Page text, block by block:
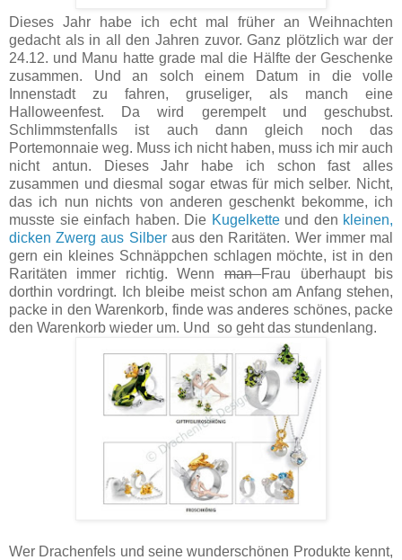
Dieses Jahr habe ich echt mal früher an Weihnachten
gedacht als in all den Jahren zuvor. Ganz plötzlich war der
24.12. und Manu hatte grade mal die Hälfte der Geschenke
zusammen. Und an solch einem Datum in die volle
Innenstadt zu fahren, gruseliger, als manch eine
Halloweenfest. Da wird gerempelt und geschubst.
Schlimmstenfalls ist auch dann gleich noch das
Portemonnaie weg. Muss ich nicht haben, muss ich mir auch
nicht antun. Dieses Jahr habe ich schon fast alles
zusammen und diesmal sogar etwas für mich selber. Nicht,
das ich nun nichts von anderen geschenkt bekomme, ich
musste sie einfach haben. Die Kugelketteund den kleinen,
dicken Zwerg aus Silberaus den Raritäten. Wer immer mal
gern ein kleines Schnäppchen schlagen möchte, ist in den
Raritäten immer richtig. WennmanFrau überhaupt bis
dorthin vordringt. Ich bleibe meist schon am Anfang stehen,
packe in den Warenkorb, finde was anderes schönes, packe
den Warenkorb wieder um. Und so geht das stundenlang.
Wer Drachenfels und seine wunderschönen Produkte kennt,